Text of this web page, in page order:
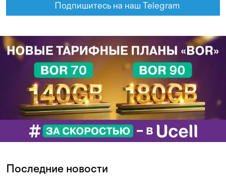
Подпишитесь на наш Telegram
Последние новости